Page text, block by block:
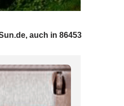
auch in 86453